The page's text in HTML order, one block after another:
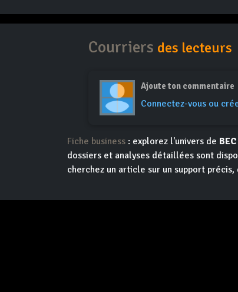
Courriers des lecteurs
Ajoute ton commentaire
Connectez-vous ou
Fiche business : explorez l'univers de
dossiers et analyses détaillées sont
cherchez un article sur un support